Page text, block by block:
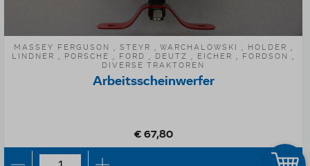
MASSEY FERGUSON , STEYR , WARCHALOWSKI , HOLDER ,
LINDNER , PORSCHE , FORD , DEUTZ , EICHER , FORDSON ,
DIVERSE TRAKTOREN
Arbeitsscheinwerfer
€ 67,80